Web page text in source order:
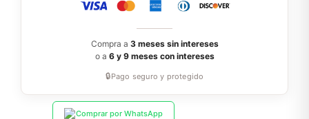
Compra a 3 meses sin intereses
o a 6 y 9 meses con intereses
🔒Pago seguro y protegido
Comprar por WhatsApp